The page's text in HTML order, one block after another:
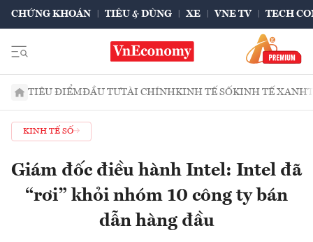
CHỨNG KHOÁN TIÊU & DÙNG XE VNE TV TECH
TIÊU ĐIỂMĐẦU TƯTÀI CHÍNHKINH TẾ SỐKINH TẾ XANH
KINH TẾ SỐ
Giám đốc điều hành Intel: Intel đã
“rơi” khỏi nhóm 10 công ty bán
dẫn hàng đầu